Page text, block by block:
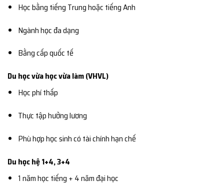
Học bằng tiếng Trung hoặc tiếng Anh
Ngành học đa dạng
Bằng cấp quốc tế
Du học vừa học vừa làm (VHVL)
Học phí thấp
Thực tập hưởng lương
Phù hợp học sinh có tài chính hạn chế
Du học hệ 1+4, 3+4
1 năm học tiếng + 4 năm đại học